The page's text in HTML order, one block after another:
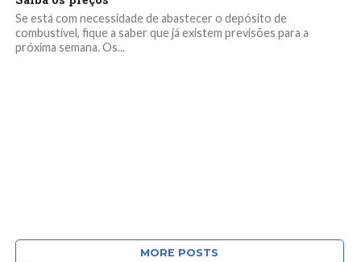
Se está com necessidade de abastecer o depósito de
combustível, fique a saber que já existem previsões para a
próxima semana. Os...
MORE POSTS